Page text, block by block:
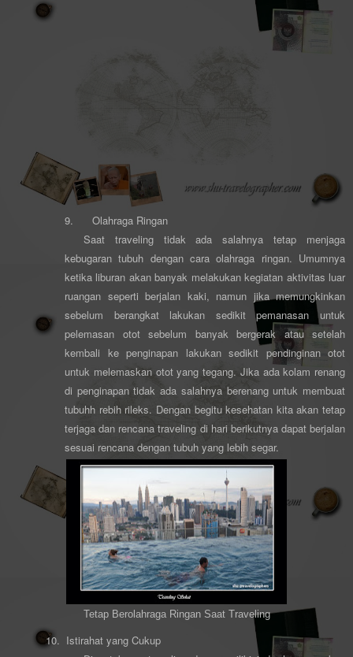
9.
Olahraga Ringan
Saat traveling tidak ada salahnya tetap menjaga
kebugaran tubuh dengan cara olahraga ringan. Umumnya
ketika liburan akan banyak melakukan kegiatan aktivitas luar
ruangan seperti berjalan kaki, namun jika memungkinkan
sebelum berangkat lakukan sedikit pemanasan untuk
pelemasan otot sebelum banyak bergerak atau setelah
kembali ke penginapan lakukan sedikit pendinginan otot
untuk melemaskan otot yang tegang. Jika ada kolam renang
di penginapan tidak ada salahnya berenang untuk membuat
tubuhh rebih rileks. Dengan begitu kesehatan kita akan tetap
terjaga dan rencana traveling di hari berikutnya dapat berjalan
sesuai rencana dengan tubuh yang lebih segar.
Tetap Berolahraga Ringan Saat Traveling
10. Istirahat yang Cukup